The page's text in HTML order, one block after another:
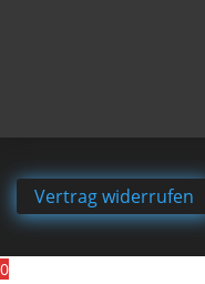
Vertrag widerrufen
0